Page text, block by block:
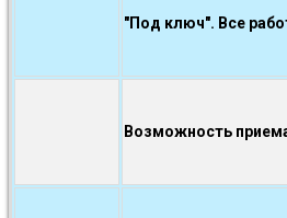
"Под ключ". Все
Возможность